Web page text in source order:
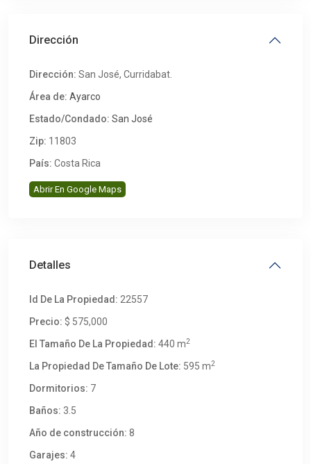
Dirección
Dirección: San José, Curridabat.
Área de: Ayarco
Estado/Condado: San José
Zip: 11803
País: Costa Rica
Abrir En Google Maps
Detalles
Id De La Propiedad: 22557
Precio: $ 575,000
El Tamaño De La Propiedad: 440 m2
La Propiedad De Tamaño De Lote: 595 m2
Dormitorios: 7
Baños: 3.5
Año de construcción: 8
Garajes: 4